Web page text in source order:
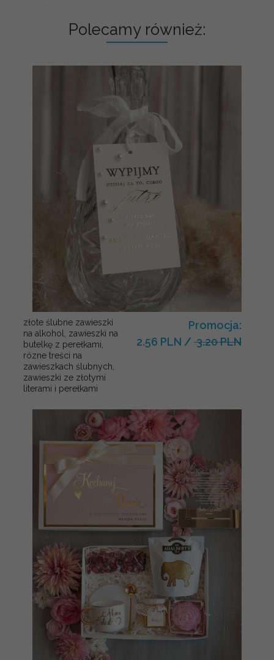
Polecamy również:
złote ślubne zawieszki
na alkohol, zawieszki na
butelkę z perełkami,
rózne treści na
zawieszkach ślubnych,
zawieszki ze złotymi
literami i perełkami
Promocja:
2.56 PLN / 3.20 PLN